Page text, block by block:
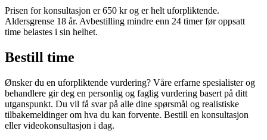
Prisen for konsultasjon er 650 kr og er helt uforpliktende.
Aldersgrense 18 år. Avbestilling mindre enn 24 timer før oppsatt
time belastes i sin helhet.
Bestill time
Ønsker du en uforpliktende vurdering? Våre erfarne spesialister og
behandlere gir deg en personlig og faglig vurdering basert på ditt
utganspunkt. Du vil få svar på alle dine spørsmål og realistiske
tilbakemeldinger om hva du kan forvente. Bestill en konsultasjon
eller videokonsultasjon i dag.